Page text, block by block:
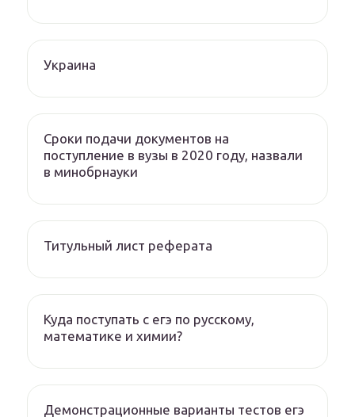
Украина
Сроки подачи документов на
поступление в вузы в 2020 году, назвали
в минобрнауки
Титульный лист реферата
Куда поступать с егэ по русскому,
математике и химии?
Демонстрационные варианты тестов егэ